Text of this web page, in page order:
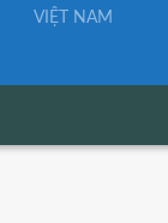
VIỆT NAM